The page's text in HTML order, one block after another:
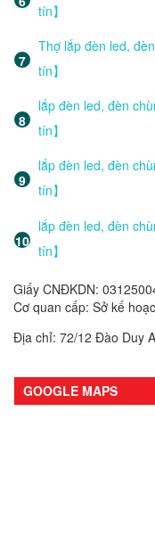
tín】
Thợ lắp đèn led,
tín】
lắp đèn led, đèn
tín】
lắp đèn led, đèn
tín】
lắp đèn led, đèn
tín】
Giấy CNĐKDN:
Cơ quan cấp: Sở kế
Địa chỉ: 72/12 Đào Duy
GOOGLE MAPS